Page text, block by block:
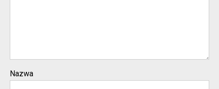
Nazwa